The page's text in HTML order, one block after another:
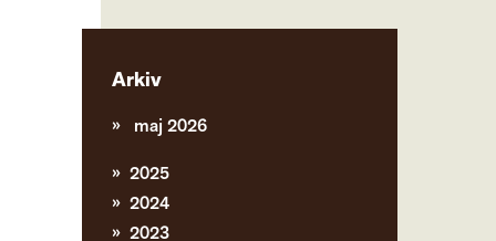
Arkiv
maj 2026
2025
2024
2023